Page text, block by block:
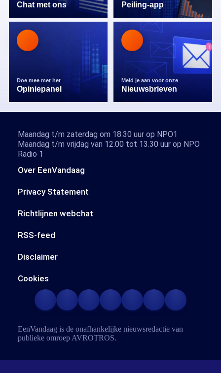
Chat met ons Peiling-app
Doe mee met het
Opiniepanel
Meld je aan voor onze
Nieuwsbrieven
Over EenVandaag
Privacy Statement
Richtlijnen webchat
RSS-feed
Disclaimer
Cookies
Maandag t/m zaterdag om 18.30 uur op NPO1
Maandag t/m vrijdag van 12.00 tot 13.30 uur op NPO
Radio 1
EenVandaag is de onafhankelijke nieuwsredactie van
publieke omroep AVROTROS.